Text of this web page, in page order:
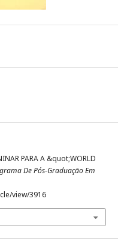
PARA A &quot;WORLD
De Pós-Graduação Em
view/3916